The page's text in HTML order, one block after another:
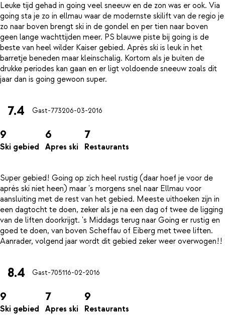
Leuke tijd gehad in going veel sneeuw en de zon was er ook. Via
going sta je zo in ellmau waar de modernste skilift van de regio je
zo naar boven brengt ski in de gondel en per tien naar boven
geen lange wachttijden meer. PS blauwe piste bij going is de
beste van heel wilder Kaiser gebied. Après ski is leuk in het
barretje beneden maar kleinschalig. Kortom als je buiten de
drukke periodes kan gaan en er ligt voldoende sneeuw zoals dit
7.4 Gast-773206-03-2016
9
Ski gebied
6
Apres ski
7
Restaurants
Super gebied! Going op zich heel rustig (daar hoef je voor de
après ski niet heen) maar 's morgens snel naar Ellmau voor
aansluiting met de rest van het gebied. Meeste uithoeken zijn in
een dagtocht te doen, zeker als je na een dag of twee de ligging
van de liften doorkrijgt. 's Middags terug naar Going er rustig en
goed te doen, van boven Scheffau of Eiberg met twee liften.
8.4 Gast-705116-02-2016
9
Ski gebied
7
Apres ski
9
Restaurants